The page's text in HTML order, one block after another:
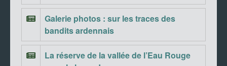
Galerie photos : sur les traces des
bandits ardennais
La réserve de la vallée de l’Eau Rouge